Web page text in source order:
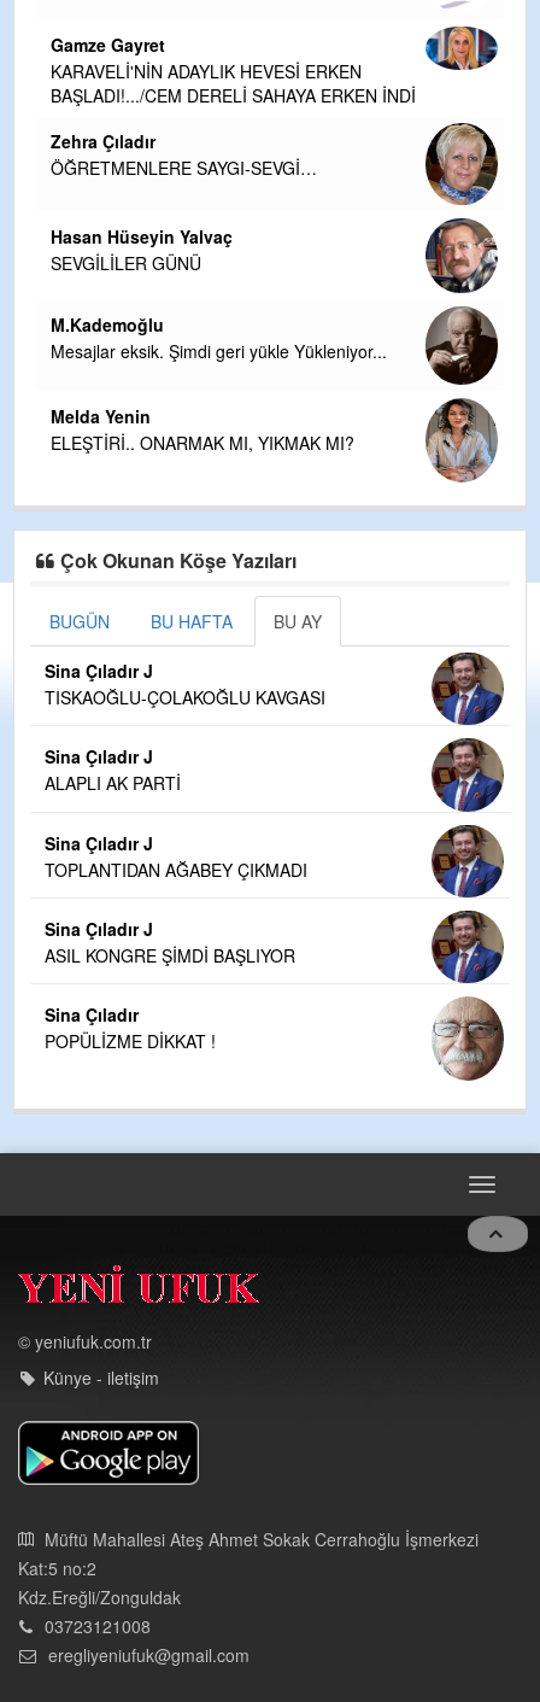
Gamze Gayret
KARAVELİ'NİN ADAYLIK HEVESİ ERKEN
BAŞLADI!.../CEM DERELİ SAHAYA ERKEN İNDİ
Zehra Çıladır
ÖĞRETMENLERE SAYGI-SEVGİ…
Hasan Hüseyin Yalvaç
SEVGİLİLER GÜNÜ
M.Kademoğlu
Mesajlar eksik. Şimdi geri yükle Yükleniyor...
Melda Yenin
ELEŞTİRİ.. ONARMAK MI, YIKMAK MI?
Çok Okunan Köşe Yazıları
BUGÜN BU HAFTA BU AY
Sina Çıladır J
TISKAOĞLU-ÇOLAKOĞLU KAVGASI
Sina Çıladır J
ALAPLI AK PARTİ
Sina Çıladır J
TOPLANTIDAN AĞABEY ÇIKMADI
Sina Çıladır J
ASIL KONGRE ŞİMDİ BAŞLIYOR
Sina Çıladır
POPÜLİZME DİKKAT !
Toggle
© yeniufuk.com.tr
Künye - iletişim
Müftü Mahallesi Ateş Ahmet Sokak Cerrahoğlu İşmerkezi
Kat:5 no:2
Kdz.Ereğli/Zonguldak
03723121008
eregliyeniufuk@gmail.com